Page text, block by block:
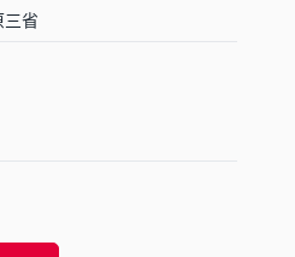
三省